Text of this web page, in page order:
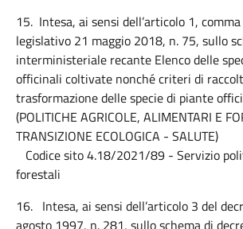
15. Intesa, ai sensi dell’articolo 1,
legislativo 21 maggio 2018, n. 75, sullo
interministeriale recante Elenco delle
officinali coltivate nonché criteri di
trasformazione delle specie di piante
(POLITICHE AGRICOLE, ALIMENTARI E
TRANSIZIONE ECOLOGICA - SALUTE)
Codice sito 4.18/2021/89 - Servizio
forestali
16. Intesa, ai sensi dell’articolo 3 del
agosto 1997, n. 281, sullo schema di